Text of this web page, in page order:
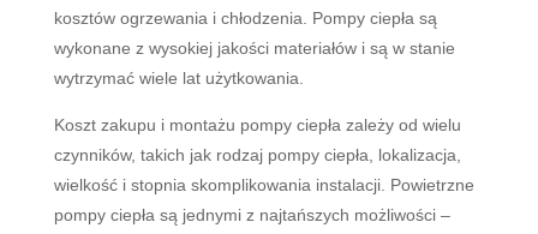
kosztówogrzewaniaichłodzenia. Pompyciepłasą
wykonane zwysokiejjakościmateriałówisąwstanie
wytrzymaćwiele latużytkowania.
Koszt zakupu i montażu pompy ciepła zależy od wielu
czynników, takich jak rodzaj pompy ciepła, lokalizacja,
wielkość i stopnia skomplikowania instalacji. Powietrzne
pompy ciepła są jednymi z najtańszych możliwości –